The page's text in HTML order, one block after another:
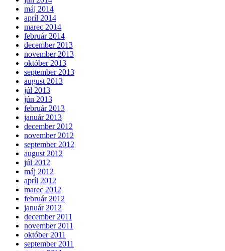
máj 2014
apríl 2014
marec 2014
február 2014
december 2013
november 2013
október 2013
september 2013
august 2013
júl 2013
jún 2013
február 2013
január 2013
december 2012
november 2012
september 2012
august 2012
júl 2012
máj 2012
apríl 2012
marec 2012
február 2012
január 2012
december 2011
november 2011
október 2011
september 2011